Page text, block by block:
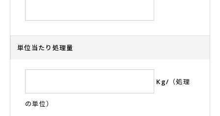
単位当たり処理量
Kg/（処理
の単位）